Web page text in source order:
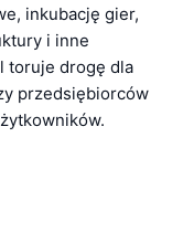
inkubację gier,
i inne
toruje drogę dla
przedsiębiorców